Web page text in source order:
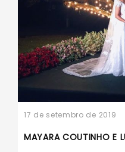
17 de setembro de 2019
MAYARA COUTINHO E